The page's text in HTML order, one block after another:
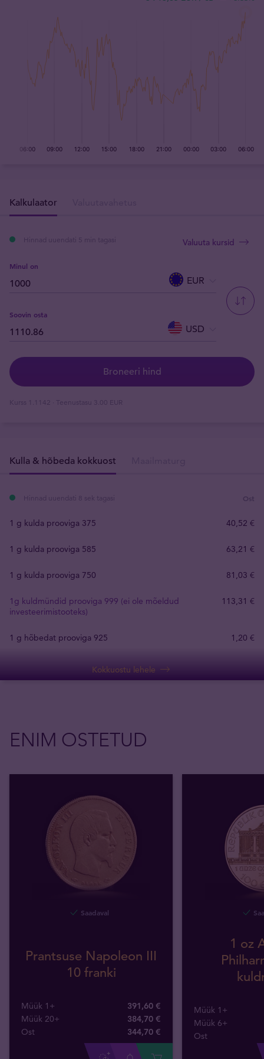
Kalkulaator
Hinnad uuendati 5 min tagasi
Minul on
EUR
Soovin osta
USD
Broneeri hind
Kurss 1.1142 · Teenustasu 3.00 EUR
Valuuta kursid
Kulla & hõbeda kokkuost
Hinnad uuendati 8 sek tagasi Ost
1 g kulda prooviga 375 40,52 €
1 g kulda prooviga 585 63,21 €
1 g kulda prooviga 750 81 ,03 €
1g kuldmündid prooviga 999 (ei ole mõeldud
investeerimistooteks)
113,31 €
1 g hõbedat prooviga 925 1 ,20 €
Kokkuostu lehele
ENIM OSTETUD
Saadaval
Prantsuse Napoleon III
10 franki
Müük 1+
391,60 €
Müük 20+
384,70 €
Ost
344,70 €
1 oz
Müük 1+
Müük 6+
Ost